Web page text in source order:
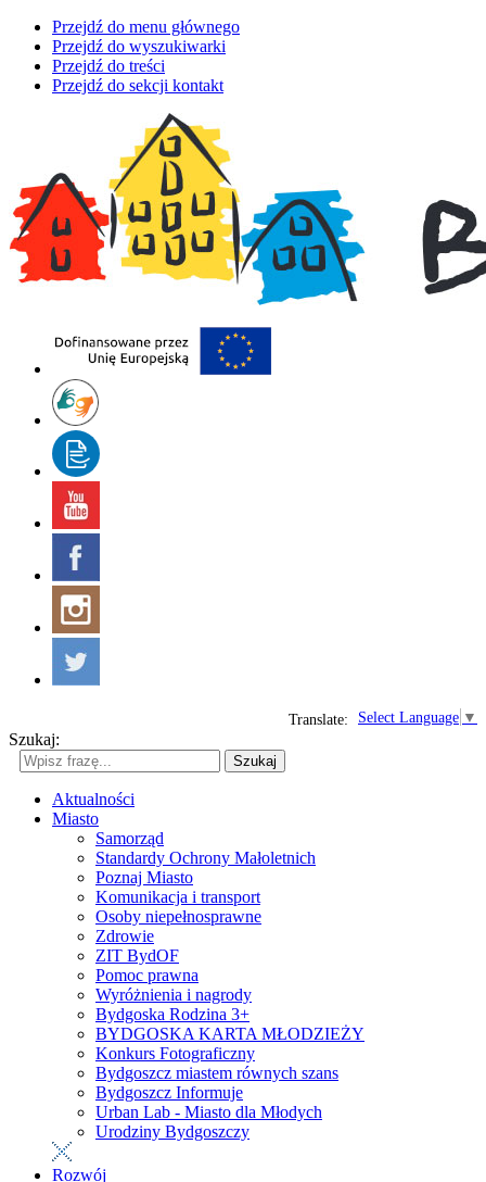
Przejdź do menu głównego
Przejdź do wyszukiwarki
Przejdź do treści
Przejdź do sekcji kontakt
Select Language ▼
Translate:
Szukaj:
Szukaj
Aktualności
Miasto
Samorząd
Standardy Ochrony Małoletnich
Poznaj Miasto
Komunikacja i transport
Osoby niepełnosprawne
Zdrowie
ZIT BydOF
Pomoc prawna
Wyróżnienia i nagrody
Bydgoska Rodzina 3+
BYDGOSKA KARTA MŁODZIEŻY
Konkurs Fotograficzny
Bydgoszcz miastem równych szans
Bydgoszcz Informuje
Urban Lab - Miasto dla Młodych
Urodziny Bydgoszczy
Rozwój